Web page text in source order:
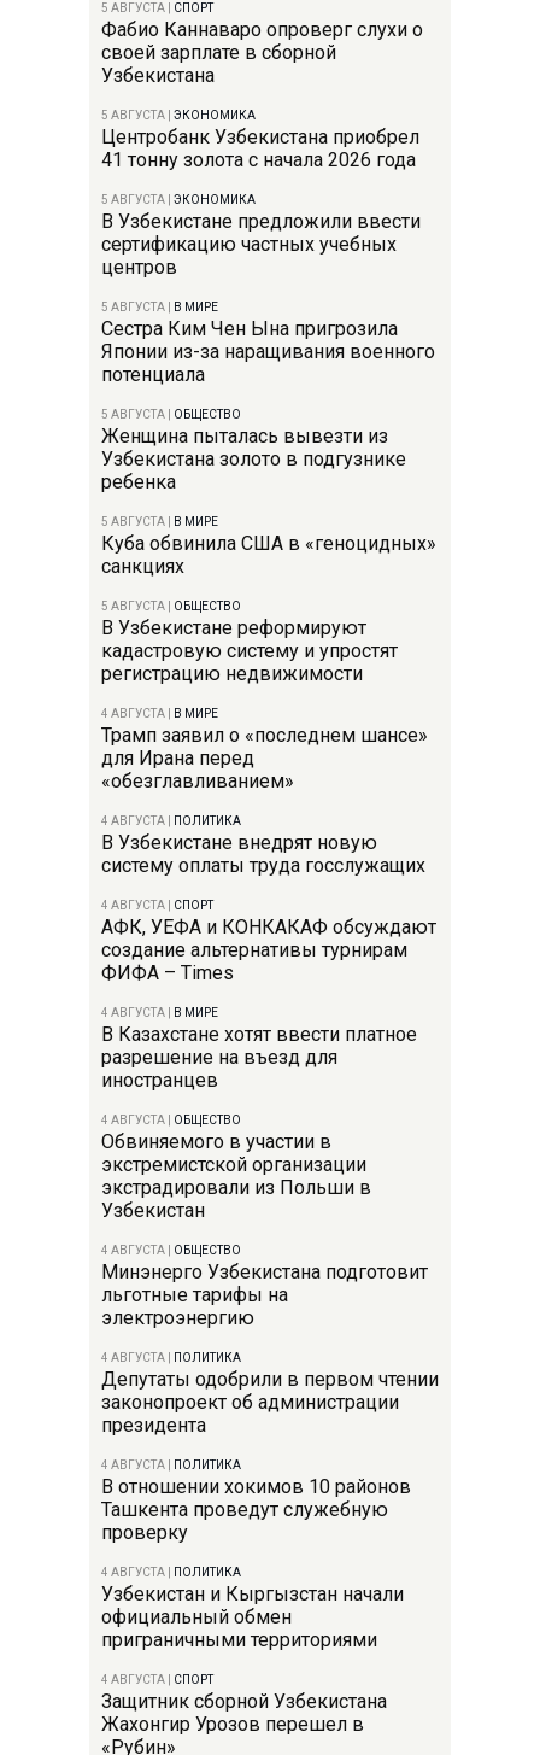
5 АВГУСТА СПОРТ
Фабио Каннаваро опроверг слухи о
своей зарплате в сборной
Узбекистана
5 АВГУСТА ЭКОНОМИКА
Центробанк Узбекистана приобрел
41 тонну золота с начала 2026 года
5 АВГУСТА ЭКОНОМИКА
В Узбекистане предложили ввести
сертификацию частных учебных
центров
5 АВГУСТА В МИРЕ
Сестра Ким Чен Ына пригрозила
Японии из-за наращивания военного
потенциала
5 АВГУСТА ОБЩЕСТВО
Женщина пыталась вывезти из
Узбекистана золото в подгузнике
ребенка
5 АВГУСТА В МИРЕ
Куба обвинила США в «геноцидных»
санкциях
5 АВГУСТА ОБЩЕСТВО
В Узбекистане реформируют
кадастровую систему и упростят
регистрацию недвижимости
4 АВГУСТА В МИРЕ
Трамп заявил о «последнем шансе»
для Ирана перед
«обезглавливанием»
4 АВГУСТА ПОЛИТИКА
В Узбекистане внедрят новую
систему оплаты труда госслужащих
4 АВГУСТА СПОРТ
АФК, УЕФА и КОНКАКАФ обсуждают
создание альтернативы турнирам
ФИФА – Times
4 АВГУСТА В МИРЕ
В Казахстане хотят ввести платное
разрешение на въезд для
иностранцев
4 АВГУСТА ОБЩЕСТВО
Обвиняемого в участии в
экстремистской организации
экстрадировали из Польши в
Узбекистан
4 АВГУСТА ОБЩЕСТВО
Минэнерго Узбекистана подготовит
льготные тарифы на
электроэнергию
4 АВГУСТА ПОЛИТИКА
Депутаты одобрили в первом чтении
законопроект об администрации
президента
4 АВГУСТА ПОЛИТИКА
В отношении хокимов 10 районов
Ташкента проведут служебную
проверку
4 АВГУСТА ПОЛИТИКА
Узбекистан и Кыргызстан начали
официальный обмен
приграничными территориями
4 АВГУСТА СПОРТ
Защитник сборной Узбекистана
Жахонгир Урозов перешел в
«Рубин»